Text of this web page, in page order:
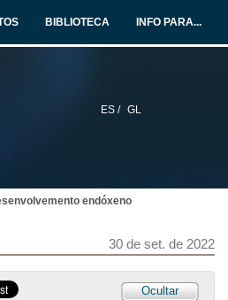
BIBLIOTECA INFO PARA...
ES / GL
endóxeno
30 de set. de 2022
Ocultar